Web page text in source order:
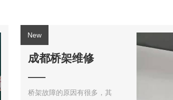
成都桥架维修
桥架故障的原因有很多，其